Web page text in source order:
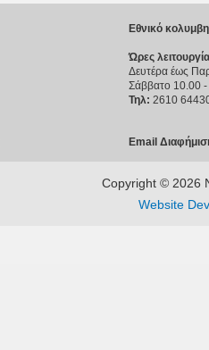
Εθνικό
Ώρες
Δευτέρα έως
Σάββατο 10.00
Τηλ: 2610
Email
Copyright © 2026
Website